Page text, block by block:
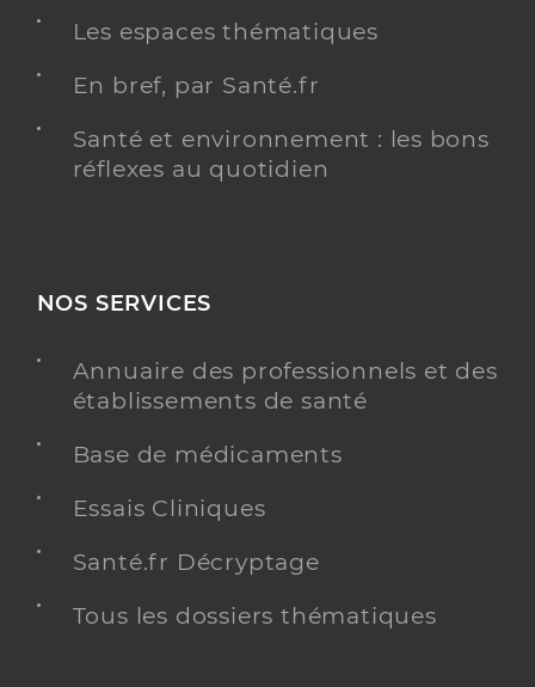
Les espaces thématiques
En bref, par Santé.fr
Santé et environnement : les bons
réflexes au quotidien
NOS SERVICES
Annuaire des professionnels et des
établissements de santé
Base de médicaments
Essais Cliniques
Santé.fr Décryptage
Tous les dossiers thématiques